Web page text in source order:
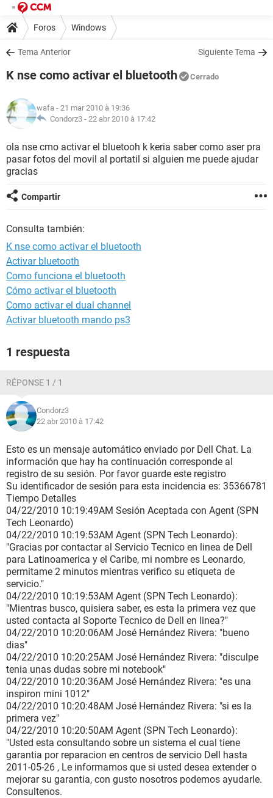
Foros Windows
Tema Anterior Siguiente Tema
K nse como activar el bluetooth Cerrado
wafa - 21 mar 2010 à 19:36
Condorz3 - 22 abr 2010 à 17:42
ola nse cmo activar el bluetooh k keria saber como aser pra
pasar fotos del movil al portatil si alguien me puede ajudar
gracias
Compartir
Consulta también:
K nse como activar el bluetooth
Activar bluetooth
Como funciona el bluetooth
Cómo activar el bluetooth
Como activar el dual channel
Activar bluetooth mando ps3
1 respuesta
RÉPONSE 1 / 1
Condorz3
22 abr 2010 à 17:42
Esto es un mensaje automático enviado por Dell Chat. La
información que hay ha continuación corresponde al
registro de su sesión. Por favor guarde este registro
Su identificador de sesión para esta incidencia es: 35366781
Tiempo Detalles
04/22/2010 10:19:49AM Sesión Aceptada con Agent (SPN
Tech Leonardo)
04/22/2010 10:19:53AM Agent (SPN Tech Leonardo):
"Gracias por contactar al Servicio Tecnico en linea de Dell
para Latinoamerica y el Caribe, mi nombre es Leonardo,
permitame 2 minutos mientras verifico su etiqueta de
servicio."
04/22/2010 10:19:53AM Agent (SPN Tech Leonardo):
"Mientras busco, quisiera saber, es esta la primera vez que
usted contacta al Soporte Tecnico de Dell en linea?"
04/22/2010 10:20:06AM José Hernández Rivera: "bueno
dias"
04/22/2010 10:20:25AM José Hernández Rivera: "disculpe
tenia unas dudas sobre mi notebook"
04/22/2010 10:20:36AM José Hernández Rivera: "es una
inspiron mini 1012"
04/22/2010 10:20:48AM José Hernández Rivera: "si es la
primera vez"
04/22/2010 10:20:50AM Agent (SPN Tech Leonardo):
"Usted esta consultando sobre un sistema el cual tiene
garantia por reparacion en centros de servicio Dell hasta
2011-05-26 , Le informamos que si usted desea extender o
mejorar su garantia, con gusto nosotros podemos ayudarle.
Consultenos.